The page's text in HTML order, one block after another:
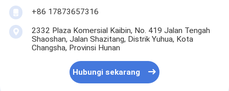
+86 17873657316
2332 Plaza Komersial Kaibin, No. 419 Jalan Tengah
Shaoshan, Jalan Shazitang, Distrik Yuhua, Kota
Changsha, Provinsi Hunan
Hubungi sekarang